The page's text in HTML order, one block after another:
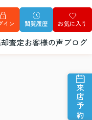
イン 閲覧履歴 お気に入り
査定お客様の声ブログ
来店予約